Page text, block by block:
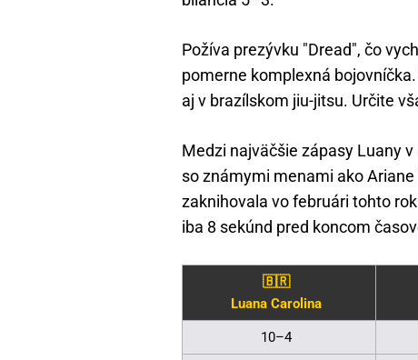
Požíva prezývku "Dread", čo
pomerne komplexná
aj v brazílskom jiu-jitsu. Určite
Medzi najväčšie zápasy Luany
so známymi menami ako
zaknihovala vo februári tohto
iba 8 sekúnd pred koncom
🇧🇷
Luana Carolina
10–4